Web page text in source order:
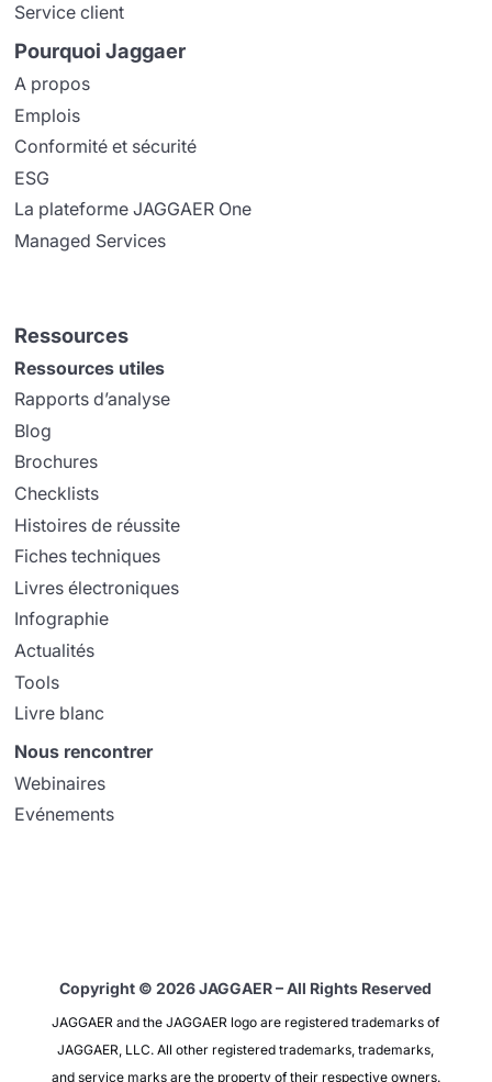
Service client
Pourquoi Jaggaer
A propos
Emplois
Conformité et sécurité
ESG
La plateforme JAGGAER One
Managed Services
Ressources
Ressources utiles
Rapports d’analyse
Blog
Brochures
Checklists
Histoires de réussite
Fiches techniques
Livres électroniques
Infographie
Actualités
Tools
Livre blanc
Nous rencontrer
Webinaires
Evénements
Copyright © 2026 JAGGAER – All Rights Reserved
JAGGAER and the JAGGAER logo are registered trademarks of
JAGGAER, LLC. All other registered trademarks, trademarks,
and service marks are the property of their respective owners.